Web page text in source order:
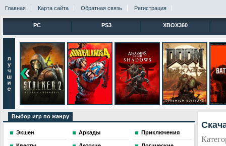
Главная Карта сайта Обратная связь Регистрация
PC PS3 XBOX360
Выбор игр по жанру
Экшен Аркады Приключения